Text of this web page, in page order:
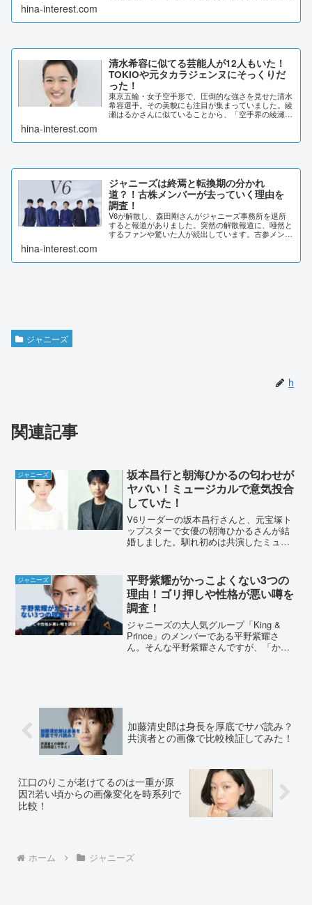
と...
hina-interest.com
清水希容に似てる芸能人が12人もいた！
TOKIOや元タカラジェンヌにそっくりだ
った！
東京五輪・女子空手形で、圧倒的な強さを見せた清水
希容選手。その美貌にも注目が集まっていました。綾
瀬はるかさんに似ていることから、「空手界の綾瀬は
るか」と呼ばれています。他にも似ている芸能人がい
芸...
hina-interest.com
ジャニーズは終焉と転換期の分かれ
道？！古株メンバーが去っていく理由を
調査！
V6が解散し、森田剛さんがジャニーズ事務所を退所
すると報道がありました。突然の解散報道に、唖然と
するファンや驚いた人が続出しています。古参メンバ
っ...
hina-interest.com
ジャニーズ
h
関連記事
ジャニーズ
坂本昌行と朝海ひかるの匂わせが
ヤバい！ミュージカルで意気投合
していた！
V6リーダーの坂本昌行さんと、元宝塚ト
ップスターで女優の朝海ひかるさんが結
婚しました。馴れ初めは共演したミュー
しました。坂本昌行と朝海ひかるの匂わ
せがヤバい！20...
ジャニーズ
平野紫耀がかっこよくない3つの
理由！ゴリ押しや性格が悪い噂を
調査！
ジャニーズの大人気グループ「King &
Prince」のメンバーである平野紫耀さ
ん。そんな平野紫耀さんですが、「かっ
加藤清史郎は身長を厚底でサバ読み？
共演者との画像で比較検証してみた！
江口のりこが老けてるのは一重が原
因⁈若い頃からの画像変化を時系列で
比較！
ホーム ジャニーズ